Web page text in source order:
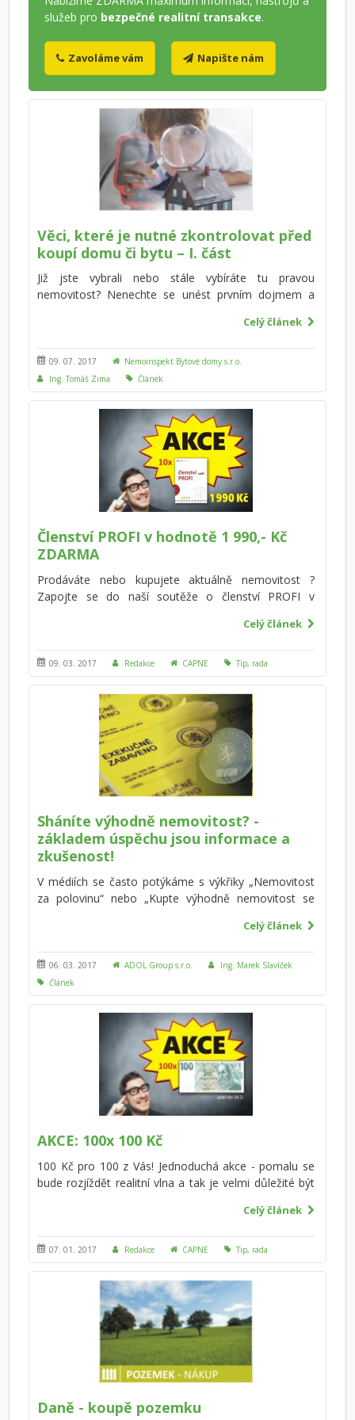
služeb pro bezpečné realitní transakce.
Zavoláme vám Napište nám
Věci, které je nutné zkontrolovat před
koupí domu či bytu – I. část
Již jste vybrali nebo stále vybíráte tu pravou
nemovitost? Nenechte se unést prvním dojmem a
domu či bytu. Zde uvádíme důležité položky, které
byste určitě neměli vynechat – každá z nich má
výrazný dopad na cenu nemovitosti, případně se její
oprava či rekonstrukce může značně prodražit.
Celý článek
09. 07. 2017
Nemoinspekt Bytové domy s.r.o.
Ing. Tomáš Zima
Článek
Členství PROFI v hodnotě 1 990,- Kč
ZDARMA
Prodáváte nebo kupujete aktuálně nemovitost ?
Zapojte se do naší soutěže o členství PROFI v
tipy, přístup ke vzorovým dokumentům, možnost
dotazovat se odborníků či lustrace.<br>
Celý článek
09. 03. 2017 Redakce CAPNE Tip, rada
Sháníte výhodně nemovitost? -
základem úspěchu jsou informace a
zkušenost!
V médiích se často potýkáme s výkřiky „Nemovitost
za polovinu“ nebo „Kupte výhodně nemovitost se
nemovitostmi zatíženými exekucí. V praxi ale nestačí
jít na dražbu a koupit – tato cesta již dávno
nefunguje. Koupit nemovitost skutečně výhodně
znamená mnohem více – základem jsou informace a
zkušenost!
Celý článek
06. 03. 2017 ADOL Group s.r.o.
Ing. Marek Slavíček
Článek
AKCE: 100x 100 Kč
100 Kč pro 100 z Vás! Jednoduchá akce - pomalu se
bude rozjíždět realitní vlna a tak je velmi důležité být
připraveni - jen tak se vyvarujete chybám a vyděláte!
Celý článek
07. 01. 2017 Redakce CAPNE Tip, rada
Daně - koupě pozemku